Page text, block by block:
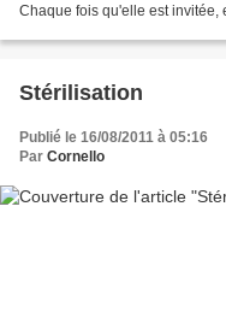
Chaque fois qu'elle est invitée,
Stérilisation
Publié le 16/08/2011 à 05:16
Par Cornello